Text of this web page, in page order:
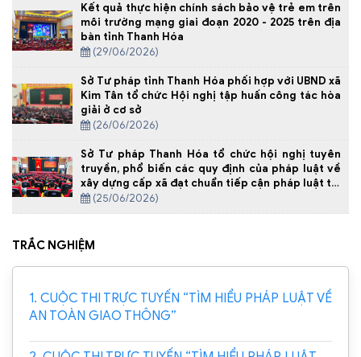
Kết quả thực hiện chính sách bảo vệ trẻ em trên
môi trường mạng giai đoạn 2020 - 2025 trên địa
bàn tỉnh Thanh Hóa
(29/06/2026)
Sở Tư pháp tỉnh Thanh Hóa phối hợp với UBND xã
Kim Tân tổ chức Hội nghị tập huấn công tác hòa
giải ở cơ sở
(26/06/2026)
Sở Tư pháp Thanh Hóa tổ chức hội nghị tuyên
truyền, phổ biến các quy định của pháp luật về
xây dựng cấp xã đạt chuẩn tiếp cận pháp luật tại
Xã Yên Định
(25/06/2026)
TRẮC NGHIỆM
1. CUỘC THI TRỰC TUYẾN “TÌM HIỂU PHÁP LUẬT VỀ
AN TOÀN GIAO THÔNG”